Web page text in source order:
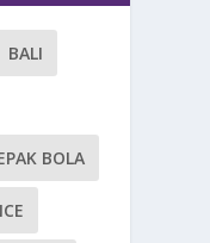
BALI
BOLA